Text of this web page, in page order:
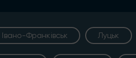
Івано-Франківськ Луцьк